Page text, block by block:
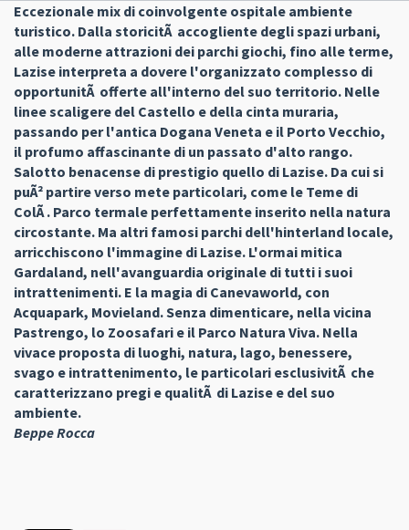
Eccezionale mix di coinvolgente ospitale ambiente
turistico. Dalla storicitÃ accogliente degli spazi urbani,
alle moderne attrazioni dei parchi giochi, fino alle terme,
Lazise interpreta a dovere l'organizzato complesso di
opportunitÃ offerte all'interno del suo territorio. Nelle
linee scaligere del Castello e della cinta muraria,
passando per l'antica Dogana Veneta e il Porto Vecchio,
il profumo affascinante di un passato d'alto rango.
Salotto benacense di prestigio quello di Lazise. Da cui si
puÃ² partire verso mete particolari, come le Teme di
ColÃ . Parco termale perfettamente inserito nella natura
circostante. Ma altri famosi parchi dell'hinterland locale,
arricchiscono l'immagine di Lazise. L'ormai mitica
Gardaland, nell'avanguardia originale di tutti i suoi
intrattenimenti. E la magia di Canevaworld, con
Acquapark, Movieland. Senza dimenticare, nella vicina
Pastrengo, lo Zoosafari e il Parco Natura Viva. Nella
vivace proposta di luoghi, natura, lago, benessere,
svago e intrattenimento, le particolari esclusivitÃ che
caratterizzano pregi e qualitÃ di Lazise e del suo
ambiente.
Beppe Rocca